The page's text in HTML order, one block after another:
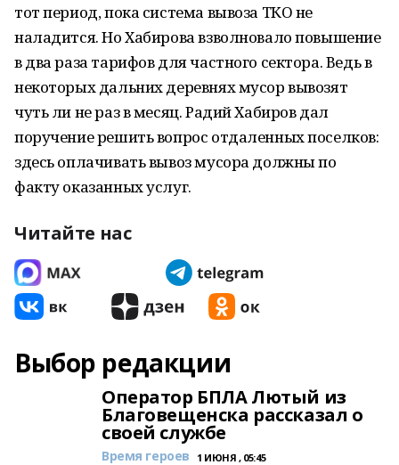
тот период, пока система вывоза ТКО не
наладится. Но Хабирова взволновало повышение
в два раза тарифов для частного сектора. Ведь в
некоторых дальних деревнях мусор вывозят
чуть ли не раз в месяц. Радий Хабиров дал
поручение решить вопрос отдаленных поселков:
здесь оплачивать вывоз мусора должны по
факту оказанных услуг.
Читайте нас
Выбор редакции
Оператор БПЛА Лютый из
Благовещенска рассказал о
своей службе
Время героев 1 ИЮНЯ , 05:45